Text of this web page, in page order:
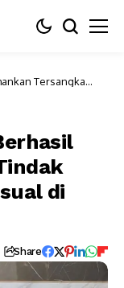
Tersangka
di
Share